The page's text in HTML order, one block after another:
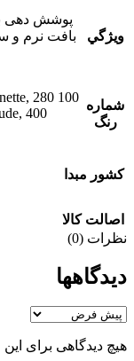
ويژگي
پوشش دهی
بافت نرم و
شماره
رنگ
100 Noir
, 280
, 400
کشور مبدا
اصالت کالا
نظرات (0)
دیدگاهها
هیچ دیدگاهی برای